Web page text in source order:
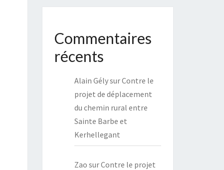
Commentaires
récents
Alain GélysurContre le
projet de déplacement
du chemin rural entre
Sainte Barbe et
Kerhellegant
Zao surContre le projet